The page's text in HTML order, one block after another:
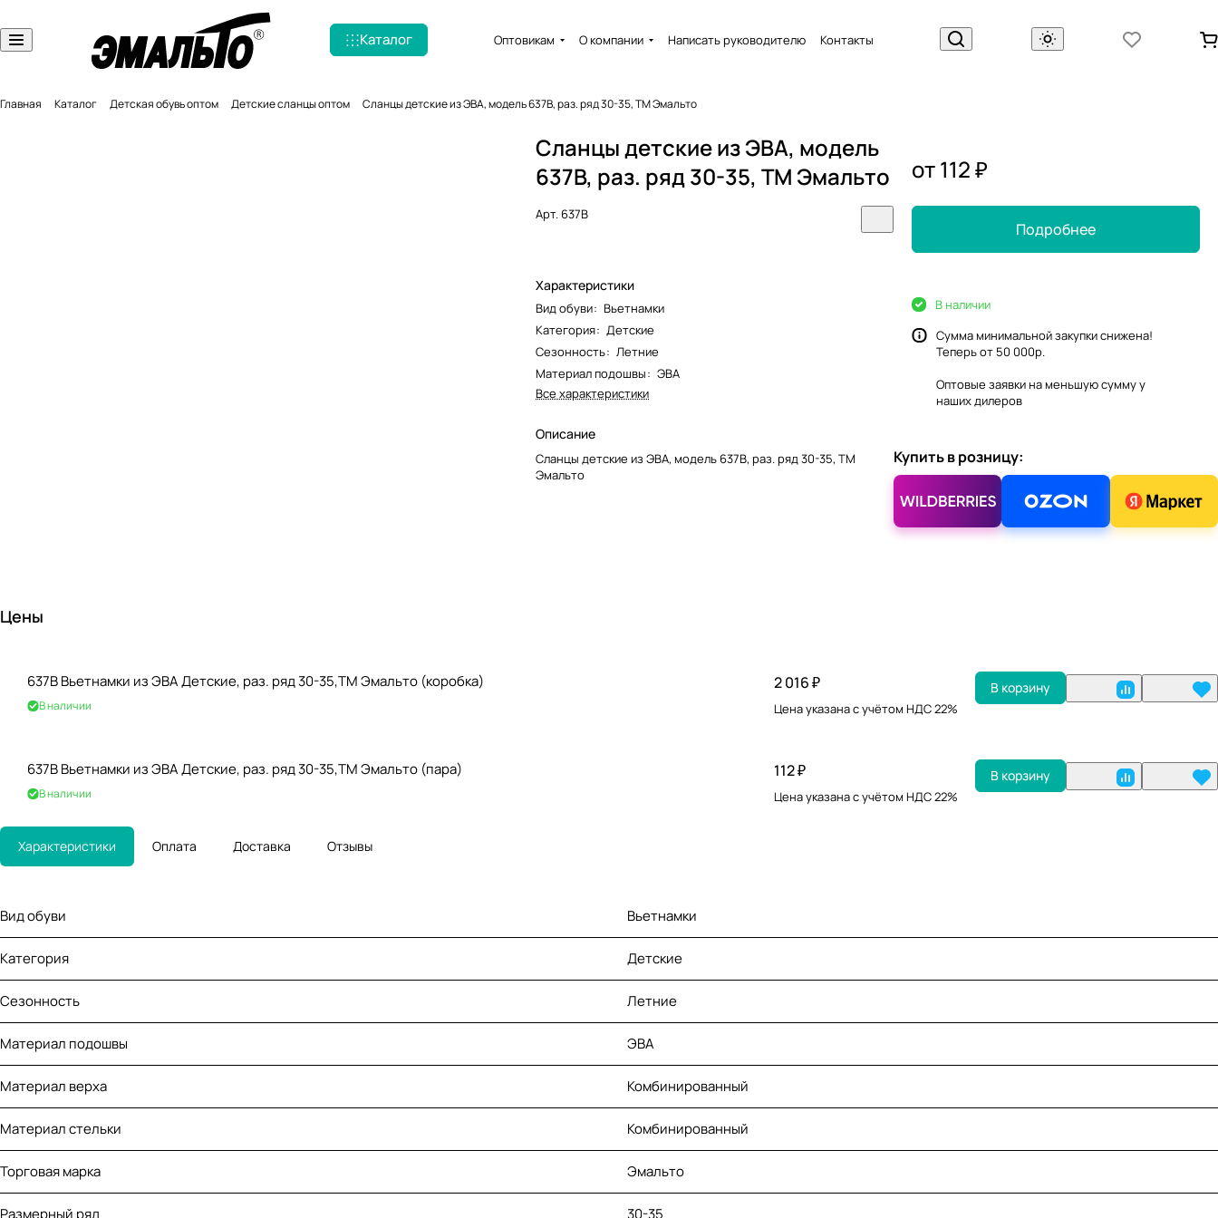
Каталог Оптовикам О компании Написать руководителю Контакты
Главная Каталог Детская обувь оптом Детские сланцы оптом Сланцы детские из ЭВА, модель 637B, раз. ряд 30-35, ТМ Эмальто
Сланцы детские из ЭВА, модель
637B, раз. ряд 30-35, ТМ Эмальто
Арт.637B
Характеристики
Вид обуви: Вьетнамки
Категория: Детские
Сезонность: Летние
Материал подошвы: ЭВА
Все характеристики
Описание
Сланцы детские из ЭВА, модель 637B, раз. ряд 30-35, ТМ
Эмальто
от 112 ₽
Подробнее
В наличии
Сумма минимальной закупки снижена!
Теперь от 50 000р.
Оптовые заявки на меньшую сумму у
нашихдилеров
Купить в розницу:
Цены
637B Вьетнамки из ЭВА Детские, раз. ряд 30-35,ТМ Эмальто (коробка)
В наличии
2 016 ₽
Цена указана с учётом НДС 22%
В корзину
637B Вьетнамки из ЭВА Детские, раз. ряд 30-35,ТМ Эмальто (пара)
В наличии
112 ₽
Цена указана с учётом НДС 22%
В корзину
Характеристики Оплата Доставка Отзывы
Вид обуви Вьетнамки
Категория Детские
Сезонность Летние
Материал подошвы ЭВА
Материал верха Комбинированный
Материал стельки Комбинированный
Торговая марка Эмальто
Размерный ряд 30-35